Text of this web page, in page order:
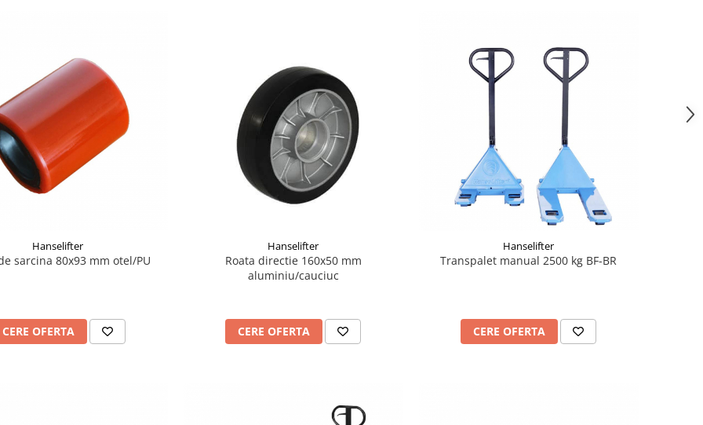
Hanselifter
sarcina 80x93 mm otel/PU
CERE OFERTA
Hanselifter
Roata directie 160x50 mm
aluminiu/cauciuc
CERE OFERTA
Hanselifter
Transpalet manual 2500 kg BF-BR
CERE OFERTA